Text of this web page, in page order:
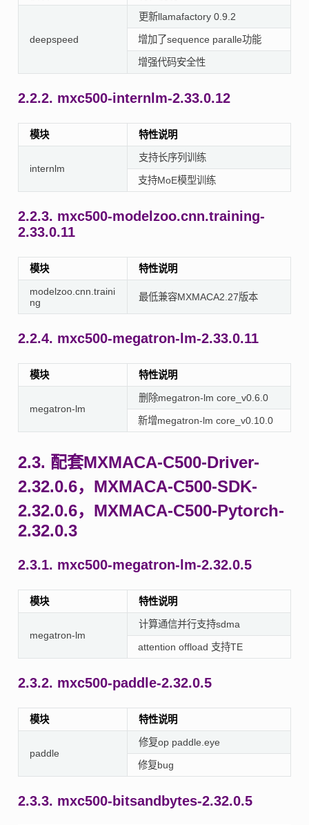
deepspeed
更新llamafactory 0.9.2
增加了sequence paralle功能
增强代码安全性
2.2.2. mxc500-internlm-2.33.0.12
模块 特性说明
internlm
支持长序列训练
支持MoE模型训练
2.2.3. mxc500-modelzoo.cnn.training-
2.33.0.11
模块 特性说明
modelzoo.cnn.traini
ng
最低兼容MXMACA2.27版本
2.2.4. mxc500-megatron-lm-2.33.0.11
模块 特性说明
megatron-lm
删除megatron-lm core_v0.6.0
新增megatron-lm core_v0.10.0
2.3. 配套MXMACA-C500-Driver-
2.32.0.6，MXMACA-C500-SDK-
2.32.0.6，MXMACA-C500-Pytorch-
2.32.0.3
2.3.1. mxc500-megatron-lm-2.32.0.5
模块 特性说明
megatron-lm
计算通信并行支持sdma
attention offload 支持TE
2.3.2. mxc500-paddle-2.32.0.5
模块 特性说明
paddle
修复op paddle.eye
修复bug
2.3.3. mxc500-bitsandbytes-2.32.0.5